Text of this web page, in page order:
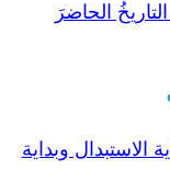
الحاضرَ
وبداية